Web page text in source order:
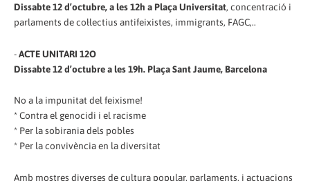
Dissabte 12 d’octubre, a les 12h a Plaça Universitat, concentració i
parlaments de col·lectius antifeixistes, immigrants, FAGC,..
-ACTE UNITARI 12O
Dissabte 12 d’octubre a les 19h. Plaça Sant Jaume, Barcelona
No a la impunitat del feixisme!
* Contra el genocidi i el racisme
* Per la sobirania dels pobles
* Per la convivència en la diversitat
Amb mostres diverses de cultura popular, parlaments, i actuacions